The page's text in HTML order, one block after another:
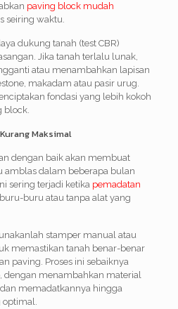
paving block mudah
seiring waktu.
dukung tanah (test CBR)
Jika tanah terlalu lunak,
atau menambahkan lapisan
makadam atau pasir urug.
fondasi yang lebih kokoh
block.
Maksimal
dengan baik akan membuat
amblas dalam beberapa bulan
sering terjadi ketika pemadatan
buru atau tanpa alat yang
stamper manual atau
memastikan tanah benar-benar
paving. Proses ini sebaiknya
dengan menambahkan material
memadatkannya hingga
optimal.